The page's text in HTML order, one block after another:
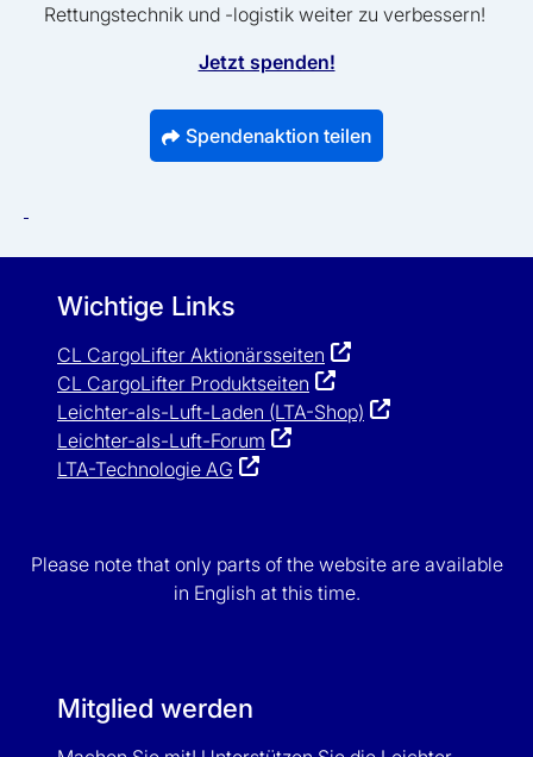
Rettungstechnik und -logistik weiter zu verbessern!
Jetzt spenden!
Spendenaktion teilen
Wichtige Links
CL CargoLifter Aktionärsseiten
CL CargoLifter Produktseiten
Leichter-als-Luft-Laden (LTA-Shop)
Leichter-als-Luft-Forum
LTA-Technologie AG
Please note that only parts of the website are available
in English at this time.
Mitglied werden